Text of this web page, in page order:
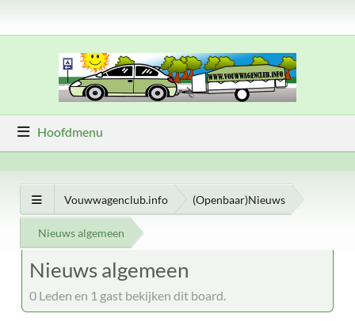
Hoofdmenu
Vouwwagenclub.info (Openbaar)Nieuws
Nieuws algemeen
Nieuws algemeen
0 Leden en 1 gast bekijken dit board.